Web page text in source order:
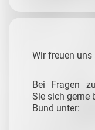
Wir freuen uns
Bei Fragen
Sie sich gerne
Bund unter: